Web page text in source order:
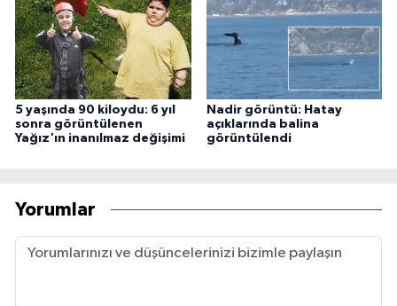
5 yaşında 90 kiloydu: 6 yıl
sonra görüntülenen
Yağız'ın inanılmaz değişimi
Nadir görüntü: Hatay
açıklarında balina
görüntülendi
Yorumlar